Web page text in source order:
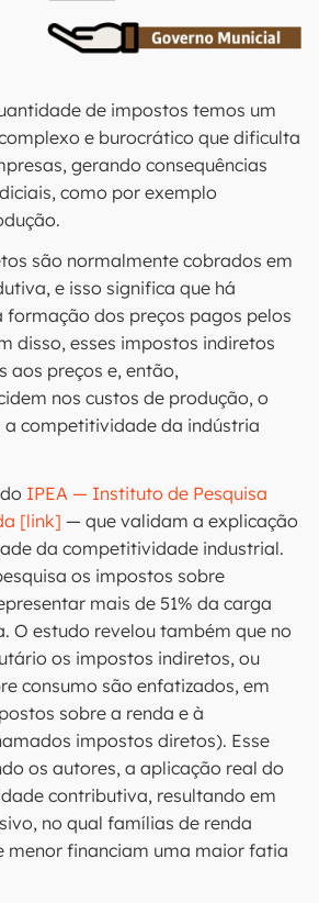
de impostos temos um
e burocrático que dificulta
gerando consequências
como por exemplo
são normalmente cobrados em
e isso significa que há
formação dos preços pagos pelos
disso, esses impostos indiretos
aos preços e, então,
nos custos de produção, o
competitividade da indústria
IPEA — Instituto de Pesquisa
[link] — que validam a explicação
da competitividade industrial.
os impostos sobre
mais de 51% da carga
O estudo revelou também que no
os impostos indiretos, ou
consumo são enfatizados, em
sobre a renda e à
impostos diretos). Esse
os autores, a aplicação real do
contributiva, resultando em
no qual famílias de renda
menor financiam uma maior fatia